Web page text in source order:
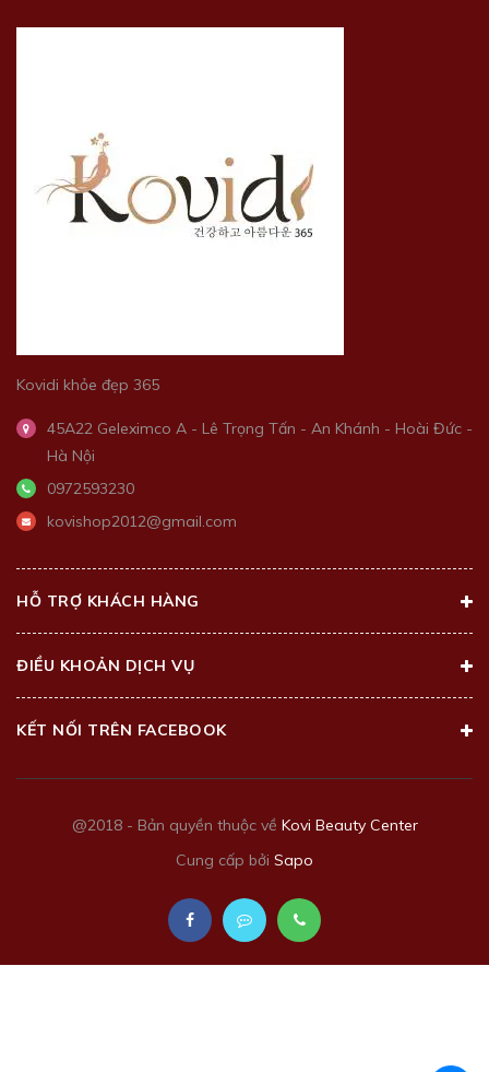
Kovidi khỏe đẹp 365
45A22 Geleximco A - Lê Trọng Tấn - An Khánh - Hoài Đức -
Hà Nội
0972593230
kovishop2012@gmail.com
HỖ TRỢ KHÁCH HÀNG
ĐIỀU KHOẢN DỊCH VỤ
KẾT NỐI TRÊN FACEBOOK
@2018 - Bản quyền thuộc về Kovi Beauty Center
Cung cấp bởi Sapo